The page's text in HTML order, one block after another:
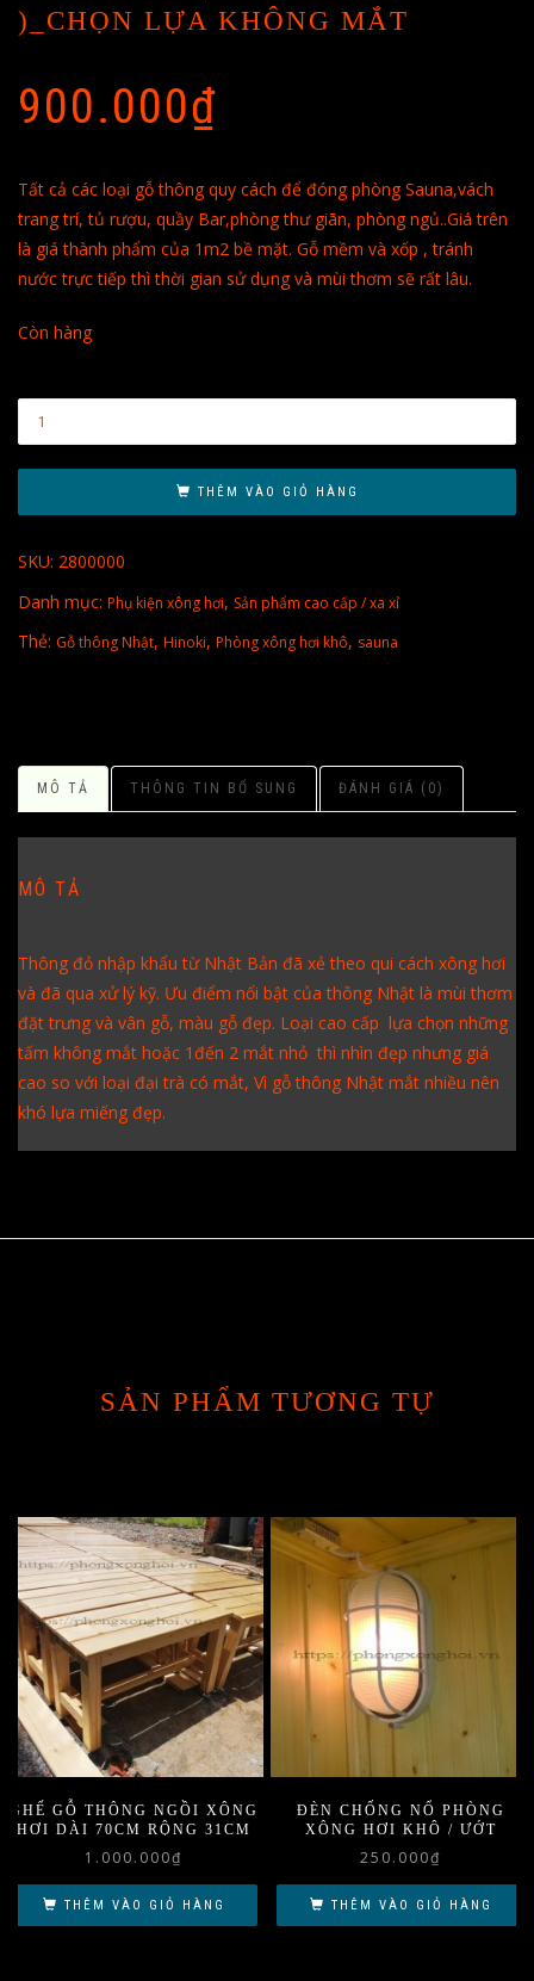
)_CHỌN LỰA KHÔNG MẮT
900.000₫
Tất cả các loại gỗ thông quy cách để đóng phòng Sauna,vách
trang trí, tủ rượu, quầy Bar,phòng thư giãn, phòng ngủ..Giá trên
là giá thành phẩm của 1m2 bề mặt. Gỗ mềm và xốp , tránh
nước trực tiếp thì thời gian sử dụng và mùi thơm sẽ rất lâu.
Còn hàng
THÊM VÀO GIỎ HÀNG
SKU: 2800000
Danh mục: Phụ kiện xông hơi, Sản phẩm cao cấp / xa xỉ
Thẻ: Gỗ thông Nhật, Hinoki, Phòng xông hơi khô, sauna
MÔ TẢ THÔNG TIN BỔ SUNG ĐÁNH GIÁ (0)
MÔ TẢ
Thông đỏ nhập khẩu từ Nhật Bản đã xẻ theo qui cách xông hơi
và đã qua xử lý kỹ. Ưu điểm nổi bật của thông Nhật là mùi thơm
đặt trưng và vân gỗ, màu gỗ đẹp. Loại cao cấp lựa chọn những
tấm không mắt hoặc 1đến 2 mắt nhỏ thì nhìn đẹp nhưng giá
cao so với loại đại trà có mắt, Vì gỗ thông Nhật mắt nhiều nên
khó lựa miếng đẹp.
SẢN PHẨM TƯƠNG TỰ
GHẾ GỖ THÔNG NGỒI XÔNG
HƠI DÀI 70CM RỘNG 31CM
1.000.000₫
THÊM VÀO GIỎ HÀNG
ĐÈN CHỐNG NỔ PHÒNG
XÔNG HƠI KHÔ / ƯỚT
250.000₫
THÊM VÀO GIỎ HÀNG